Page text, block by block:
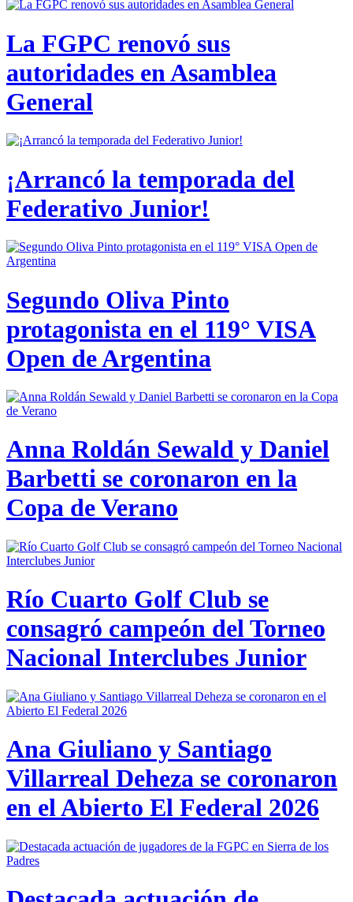
La FGPC renovó sus
autoridades en Asamblea
General
¡Arrancó la temporada del
Federativo Junior!
Segundo Oliva Pinto
protagonista en el 119° VISA
Open de Argentina
Anna Roldán Sewald y Daniel
Barbetti se coronaron en la
Copa de Verano
Río Cuarto Golf Club se
consagró campeón del Torneo
Nacional Interclubes Junior
Ana Giuliano y Santiago
Villarreal Deheza se coronaron
en el Abierto El Federal 2026